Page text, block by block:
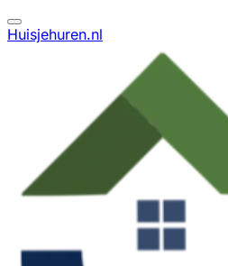
Huisjehuren.nl